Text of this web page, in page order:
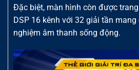
Đặc biệt, màn hình còn được
DSP 16 kênh với 32 giải tần
nghiệm âm thanh sống động.